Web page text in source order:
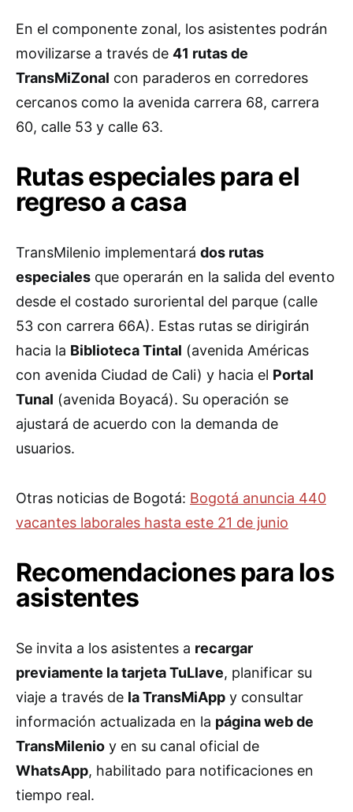
En el componente zonal, los asistentes podrán
movilizarse a través de 41 rutas de
TransMiZonal con paraderos en corredores
cercanos como la avenida carrera 68, carrera
60, calle 53 y calle 63.
Rutas especiales para el
regreso a casa
TransMilenio implementará dos rutas
especiales que operarán en la salida del evento
desde el costado suroriental del parque (calle
53 con carrera 66A). Estas rutas se dirigirán
hacia la Biblioteca Tintal (avenida Américas
con avenida Ciudad de Cali) y hacia el Portal
Tunal (avenida Boyacá). Su operación se
ajustará de acuerdo con la demanda de
usuarios.
Otras noticias de Bogotá: Bogotá anuncia 440
vacantes laborales hasta este 21 de junio
Recomendaciones para los
asistentes
Se invita a los asistentes a recargar
previamente la tarjeta TuLlave, planificar su
viaje a través de la TransMiApp y consultar
información actualizada en la página web de
TransMilenio y en su canal oficial de
WhatsApp, habilitado para notificaciones en
tiempo real.